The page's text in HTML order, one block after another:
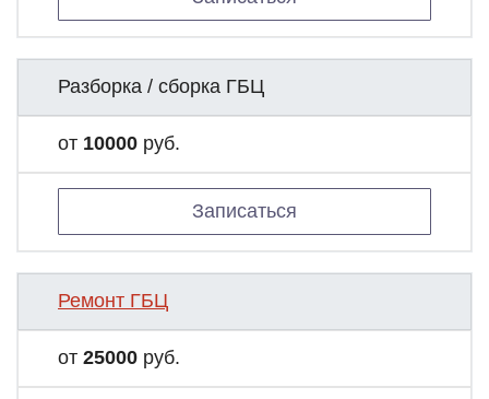
Разборка / сборка ГБЦ
от 10000 руб.
Записаться
Ремонт ГБЦ
от 25000 руб.